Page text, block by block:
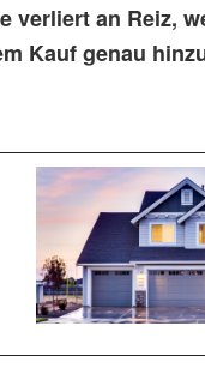
an Reiz,
Kauf genau